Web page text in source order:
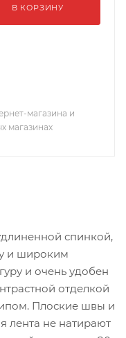
В КОРЗИНУ
магазина и
магазинах
спинкой,
и широким
и очень удобен
отделкой
Плоские швы и
лента не натирают